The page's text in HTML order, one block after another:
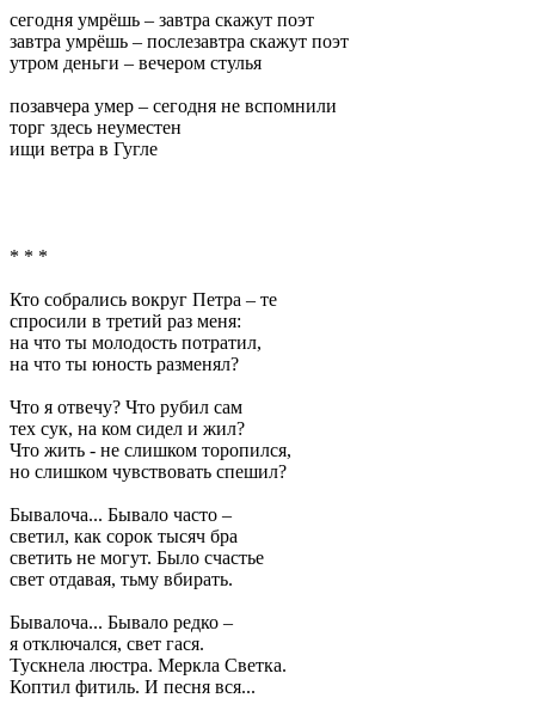
сегодня умрёшь – завтра скажут поэт
завтра умрёшь – послезавтра скажут поэт
утром деньги – вечером стулья
позавчера умер – сегодня не вспомнили
торг здесь неуместен
ищи ветра в Гугле
* * *
Кто собрались вокруг Петра – те
спросили в третий раз меня:
на что ты молодость потратил,
на что ты юность разменял?
Что я отвечу? Что рубил сам
тех сук, на ком сидел и жил?
Что жить - не слишком торопился,
но слишком чувствовать спешил?
Бывалоча... Бывало часто –
светил, как сорок тысяч бра
светить не могут. Было счастье
свет отдавая, тьму вбирать.
Бывалоча... Бывало редко –
я отключался, свет гася.
Тускнела люстра. Меркла Светка.
Коптил фитиль. И песня вся...